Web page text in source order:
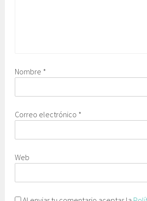
Nombre *
Correo electrónico *
Web